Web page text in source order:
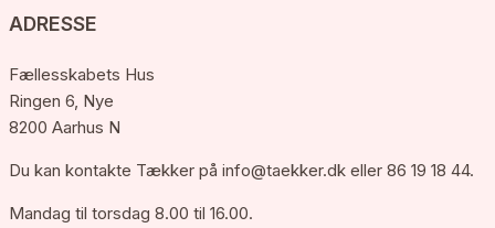
ADRESSE
Fællesskabets Hus
Ringen 6, Nye
8200 Aarhus N
Du kan kontakte Tækker på info@taekker.dk eller 86 19 18 44.
Mandag til torsdag 8.00 til 16.00.